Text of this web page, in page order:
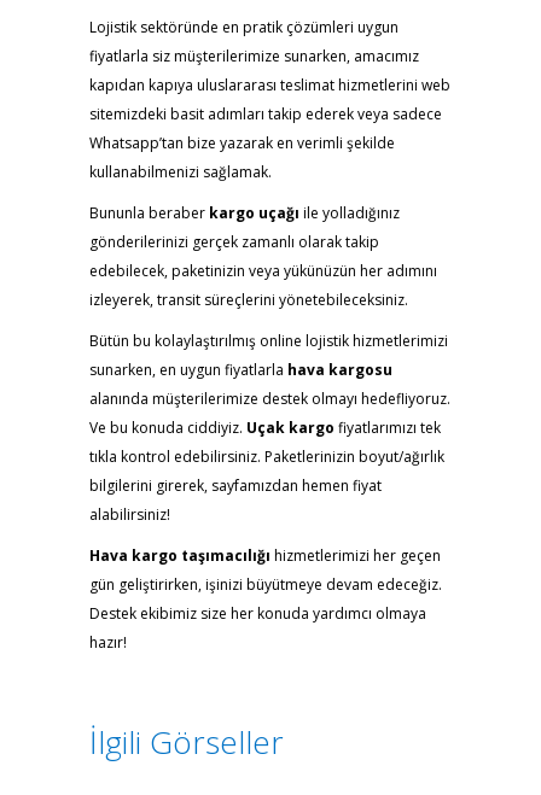
Lojistik sektöründe en pratik çözümleri uygun
fiyatlarla siz müşterilerimize sunarken, amacımız
kapıdan kapıya uluslararası teslimat hizmetlerini web
sitemizdeki basit adımları takip ederek veya sadece
Whatsapp’tan bize yazarak en verimli şekilde
kullanabilmenizi sağlamak.
Bununla beraber kargo uçağı ile yolladığınız
gönderilerinizi gerçek zamanlı olarak takip
edebilecek, paketinizin veya yükünüzün her adımını
izleyerek, transit süreçlerini yönetebileceksiniz.
Bütün bu kolaylaştırılmış online lojistik hizmetlerimizi
sunarken, en uygun fiyatlarla hava kargosu
alanında müşterilerimize destek olmayı hedefliyoruz.
Ve bu konuda ciddiyiz. Uçak kargo fiyatlarımızı tek
tıkla kontrol edebilirsiniz. Paketlerinizin boyut/ağırlık
bilgilerini girerek, sayfamızdan hemen fiyat
alabilirsiniz!
Hava kargo taşımacılığı hizmetlerimizi her geçen
gün geliştirirken, işinizi büyütmeye devam edeceğiz.
Destek ekibimiz size her konuda yardımcı olmaya
hazır!
İlgili Görseller